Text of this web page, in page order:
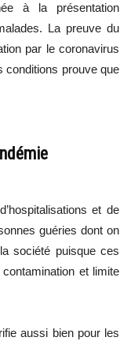
à la présentation
La preuve du
par le coronavirus
conditions prouve que
et de
guéries dont on
société puisque ces
et limite
aussi bien pour les